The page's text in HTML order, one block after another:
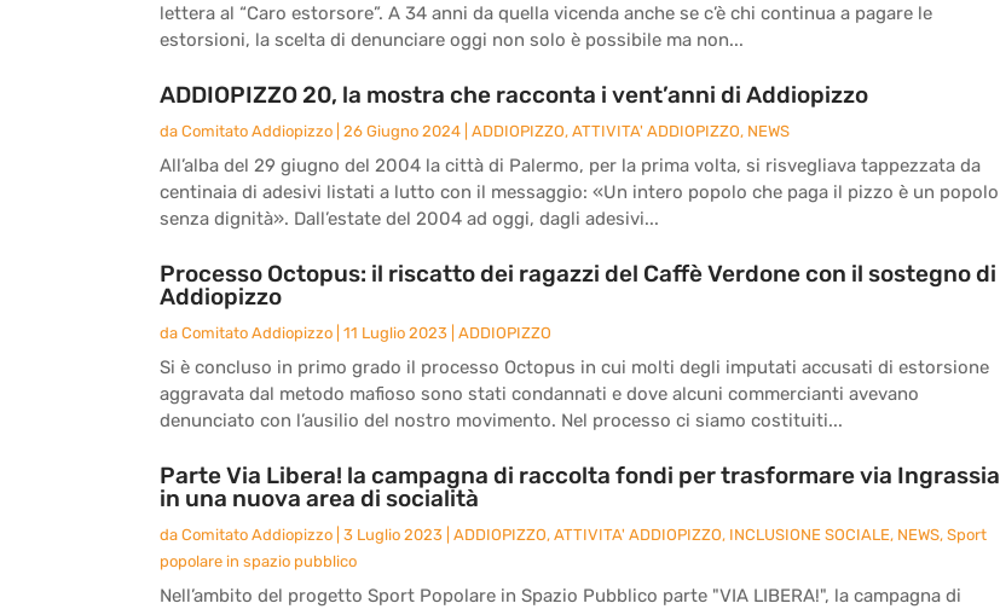
lettera al “Caro estorsore”. A 34 anni da quella vicenda anche se c’è chi continua a pagare le
estorsioni, la scelta di denunciare oggi non solo è possibile ma non...
ADDIOPIZZO 20, la mostra che racconta i vent’anni di Addiopizzo
da Comitato Addiopizzo 26 Giugno 2024 ADDIOPIZZO, ATTIVITA' ADDIOPIZZO, NEWS
All’alba del 29 giugno del 2004 la città di Palermo, per la prima volta, si risvegliava tappezzata da
centinaia di adesivi listati a lutto con il messaggio: «Un intero popolo che paga il pizzo è un popolo
senza dignità». Dall’estate del 2004 ad oggi, dagli adesivi...
Processo Octopus: il riscatto dei ragazzi del Caffè Verdone con il sostegno di
Addiopizzo
da Comitato Addiopizzo 11 Luglio 2023 ADDIOPIZZO
Si è concluso in primo grado il processo Octopus in cui molti degli imputati accusati di estorsione
aggravata dal metodo mafioso sono stati condannati e dove alcuni commercianti avevano
denunciato con l’ausilio del nostro movimento. Nel processo ci siamo costituiti...
Parte Via Libera! la campagna di raccolta fondi per trasformare via Ingrassia
in una nuova area di socialità
da Comitato Addiopizzo 3 Luglio 2023 ADDIOPIZZO, ATTIVITA' ADDIOPIZZO, INCLUSIONE SOCIALE, NEWS, Sport
popolare in spazio pubblico
Nell’ambito del progetto Sport Popolare in Spazio Pubblico parte "VIA LIBERA!", la campagna di